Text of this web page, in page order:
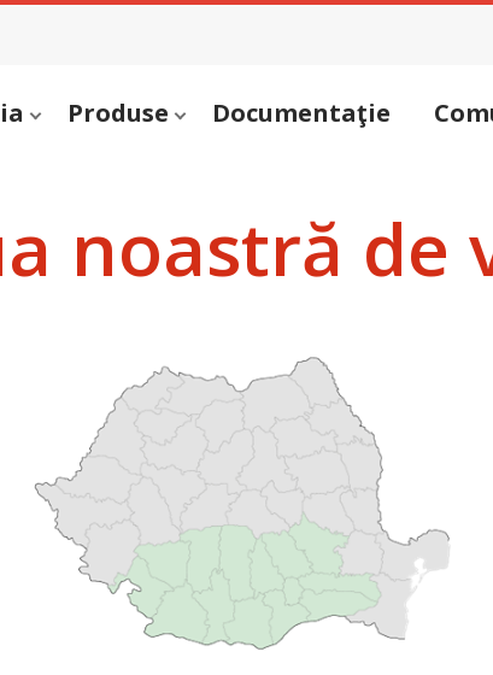
Produse Documentaţie
noastră de